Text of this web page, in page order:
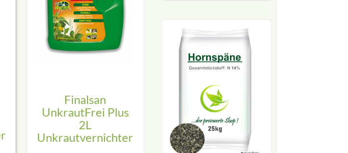
Finalsan
UnkrautFrei Plus
2L
Unkrautvernichter